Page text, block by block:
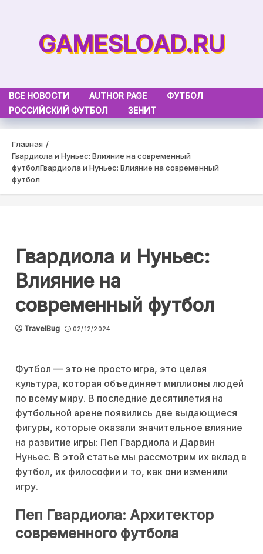
GAMESLOAD.RU
ВСЕ НОВОСТИ AUTHOR PAGE
ФУТБОЛ
РОССИЙСКИЙ ФУТБОЛ
ЗЕНИТ
Главная
Гвардиола и Нуньес: Влияние на современный
футболГвардиола и Нуньес: Влияние на современный
футбол
Гвардиола и Нуньес:
Влияние на
современный футбол
TravelBug 02/12/2024
Футбол — это не просто игра, это целая
культура, которая объединяет миллионы людей
по всему миру. В последние десятилетия на
футбольной арене появились две выдающиеся
фигуры, которые оказали значительное влияние
на развитие игры: Пеп Гвардиола и Дарвин
Нуньес. В этой статье мы рассмотрим их вклад в
футбол, их философии и то, как они изменили
игру.
Пеп Гвардиола: Архитектор
современного футбола